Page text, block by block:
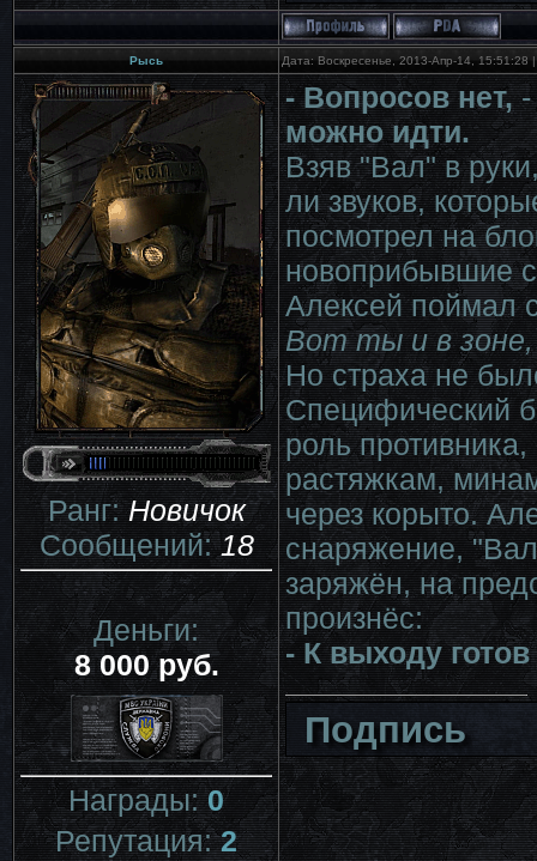
Рысь Дата: Воскресенье, 2013-Апр-14,
Ранг:Новичок
Сообщений:18
Деньги:
8 000 руб.
Награды:0
Репутация:2
- Вопросов нет,
можно идти.
Взяв "Вал" в
ли звуков,
посмотрел на
новоприбывшие
Алексей поймал
Вот ты и в
Но страха не
Специфический
роль
растяжкам,
через корыто.
снаряжение,
заряжён, на
произнёс:
- К выходу готов
Подпись